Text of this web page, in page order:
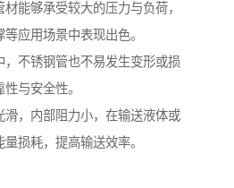
能够承受较大的压力与负荷，
应用场景中表现出色。
，不锈钢管也不易发生变形或损
与安全性。
滑，内部阻力小，在输送液体或
损耗，提高输送效率。